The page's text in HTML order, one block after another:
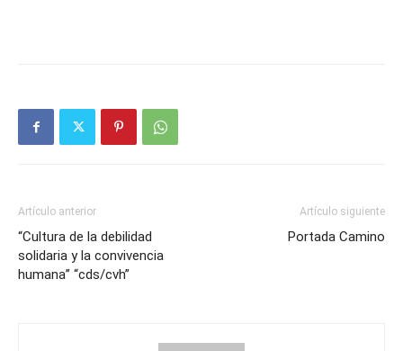
Artículo anterior
“Cultura de la debilidad
solidaria y la convivencia
humana” “cds/cvh”
Artículo siguiente
Portada Camino